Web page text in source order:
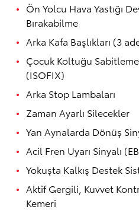
Ön Yolcu Hava Yastığı
Bırakabilme
Arka Kafa Başlıkları (3
Çocuk Koltuğu
(ISOFIX)
Arka Stop Lambaları
Zaman Ayarlı Silecekler
Yan Aynalarda Dönüş
Acil Fren Uyarı Sinyalı
Yokuşta Kalkış Destek
Aktif Gergili, Kuvvet
Kemeri